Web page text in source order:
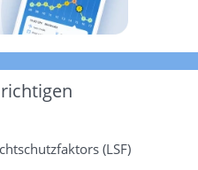
(LSF)